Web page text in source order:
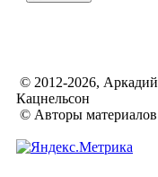
© 2012-2026, Аркадий
Кацнельсон
© Авторы материалов